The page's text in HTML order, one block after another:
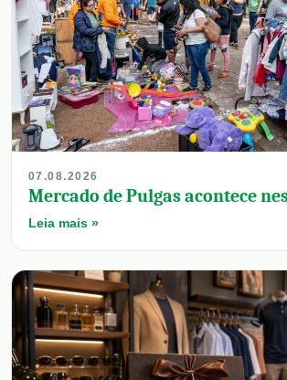
07.08.2026
Mercado de Pulgas acontece
Leia mais »